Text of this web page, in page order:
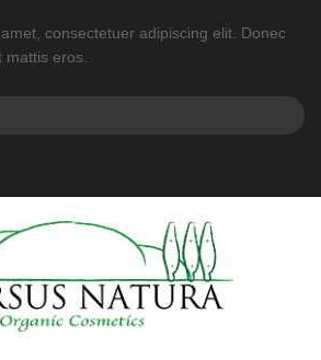
consectetuer adipiscing elit. Donec
eros.